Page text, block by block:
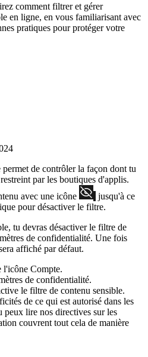
comment filtrer et gérer
en ligne, en vous familiarisant avec
pratiques pour protéger votre
de contrôler la façon dont tu
par les boutiques d'applis.
avec une icône
jusqu'à ce
pour désactiver le filtre.
tu devras désactiver le filtre de
de confidentialité. Une fois
affiché par défaut.
Compte.
de confidentialité.
le filtre de contenu sensible.
de ce qui est autorisé dans les
peux lire nos directives sur les
couvrent tout cela de manière